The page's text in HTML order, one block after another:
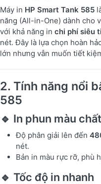
Máy in HP Smart Tank 585
năng (All-in-One) dành cho
với khả năng in chi phí siêu
nét. Đây là lựa chọn hoàn
lớn nhưng vẫn muốn tiết
2. Tính năng nổi
585
🔹 In phun màu
Độ phân giải lên đến
nét.
Bản in màu rực rỡ, phù
🔹 Tốc độ in nhanh